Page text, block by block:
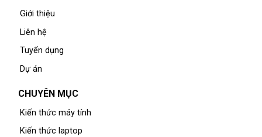
Giới thiệu
Liên hệ
Tuyển dụng
Dự án
CHUYÊN MỤC
Kiến thức máy tính
Kiến thức laptop